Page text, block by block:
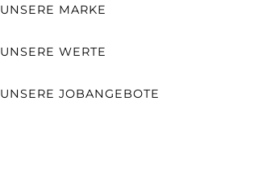
UNSERE MARKE
UNSERE WERTE
UNSERE JOBANGEBOTE